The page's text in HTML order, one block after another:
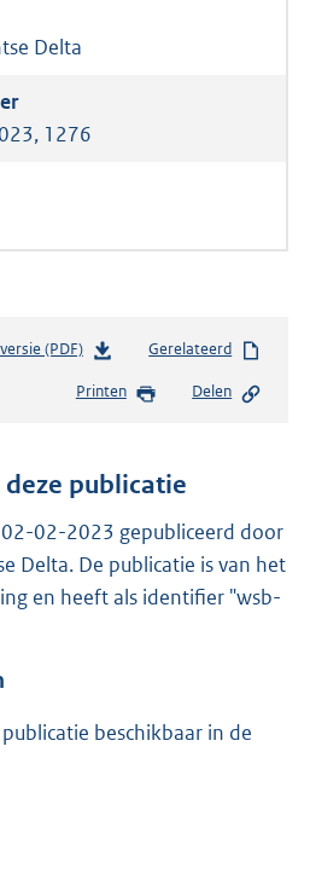
Delta
1276
(PDF)b
s
n
s
r
o
:
Gerelateerd
Printen Delen
publicatie
02-02-2023 gepubliceerd door
Delta. De publicatie is van het
en heeft als identifier "wsb-
beschikbaar in de